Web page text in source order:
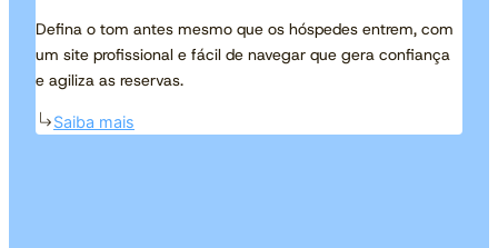
Defina o tom antes mesmo que os hóspedes entrem, com
um site profissional e fácil de navegar que gera confiança
e agiliza as reservas.
Saiba mais